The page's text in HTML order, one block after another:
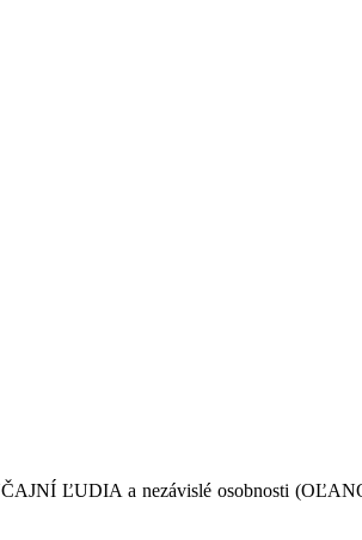
ĽUDIA a nezávislé osobnosti